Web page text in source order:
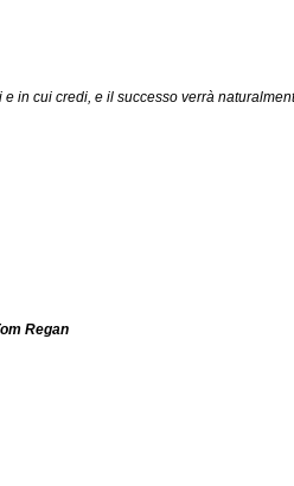
in cui credi, e il successo verrà
Regan